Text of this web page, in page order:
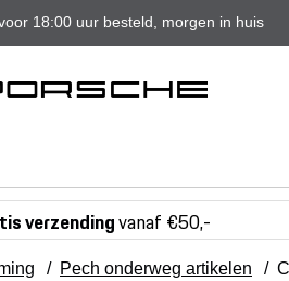
18:00 uur besteld, morgen in huis
verzendingvanaf €50,-
/ Pech onderweg artikelen /